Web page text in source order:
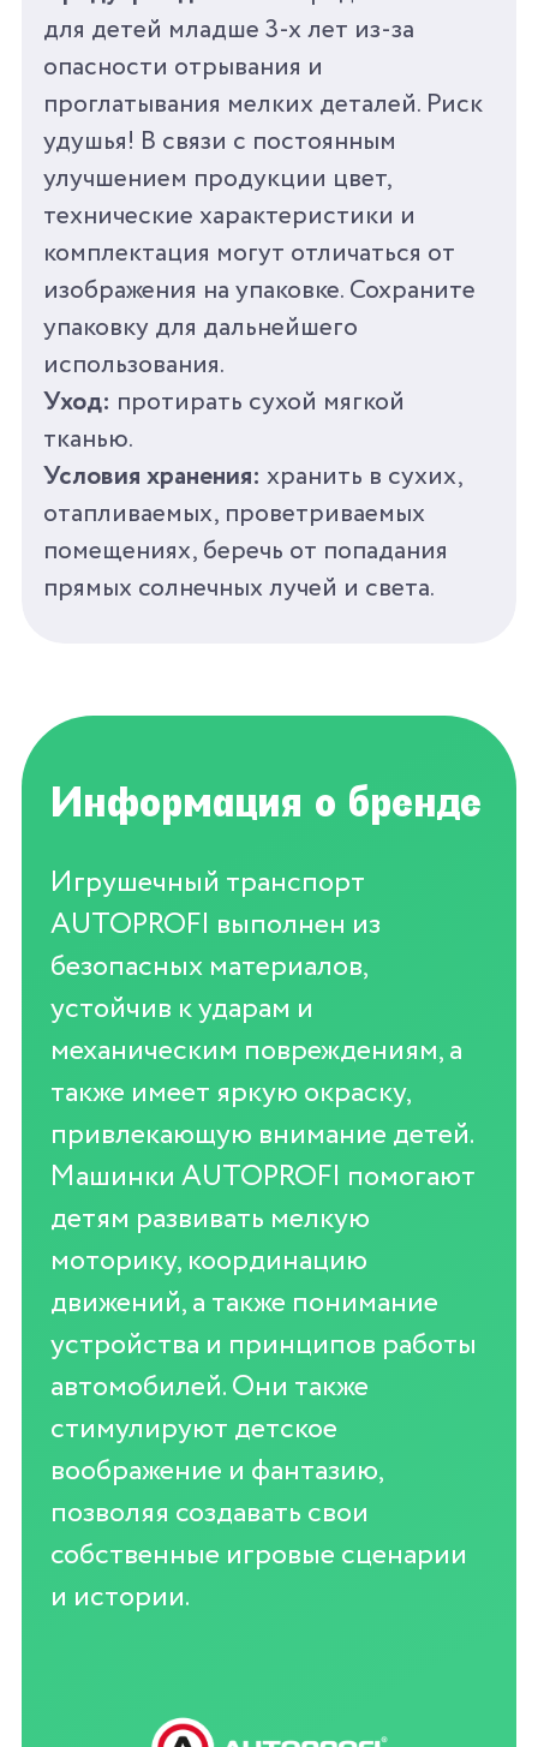
для детей младше 3-х лет из-за
опасности отрывания и
проглатывания мелких деталей. Риск
удушья! В связи с постоянным
улучшением продукции цвет,
технические характеристики и
комплектация могут отличаться от
изображения на упаковке. Сохраните
упаковку для дальнейшего
использования.
Уход: протирать сухой мягкой
тканью.
Условия хранения: хранить в сухих,
отапливаемых, проветриваемых
помещениях, беречь от попадания
прямых солнечных лучей и света.
ВРЕМЯ ИГРЫ ОТ
СРОК ГОДНОСТИ/
ГАРАНТИЯ
ПРОИЗВОДИТЕЛЬ
Информация о бренде
Игрушечный транспорт
AUTOPROFI выполнен из
безопасных материалов,
устойчив к ударам и
механическим повреждениям, а
также имеет яркую окраску,
привлекающую внимание детей.
Машинки AUTOPROFI помогают
детям развивать мелкую
моторику, координацию
движений, а также понимание
устройства и принципов работы
автомобилей. Они также
стимулируют детское
воображение и фантазию,
позволяя создавать свои
собственные игровые сценарии
и истории.